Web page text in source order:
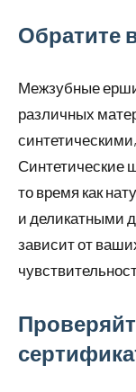
Обратите
Межзубные
различных
Синтетические
то время как
и деликатными
зависит от